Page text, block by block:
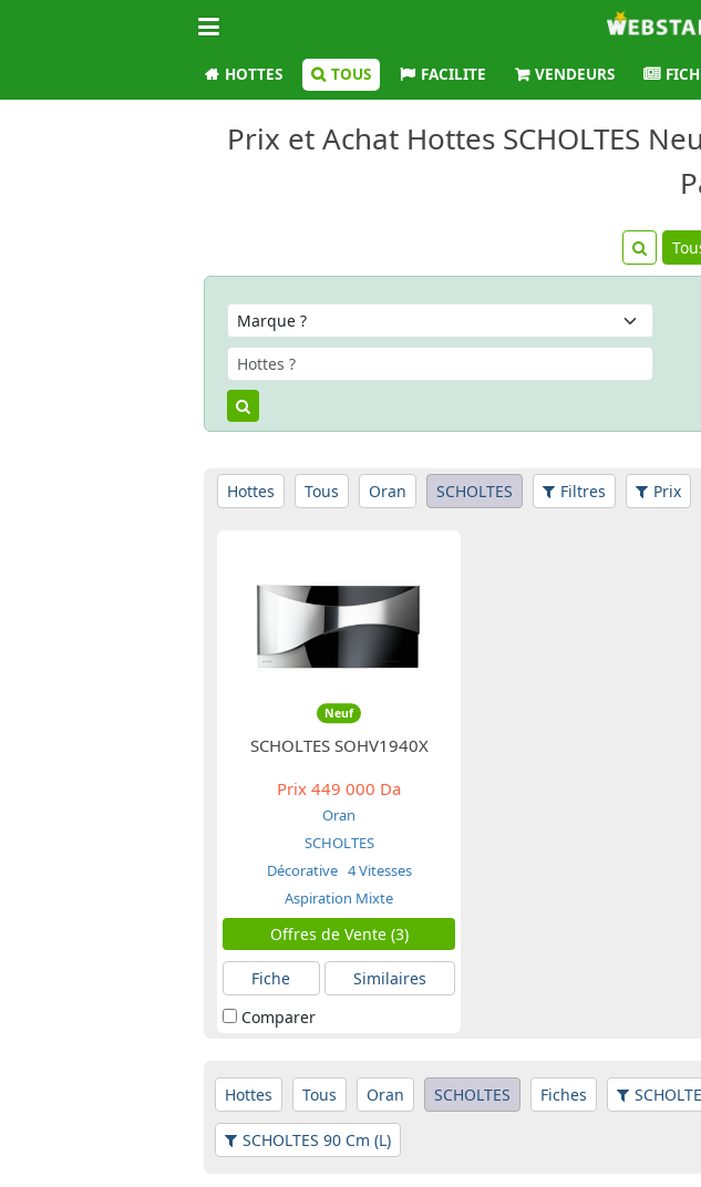
HOTTES TOUS FACILITE VENDEURS
Prix et Achat Hottes SCHOLTES
Hottes Tous Oran SCHOLTES Filtres Prix
Neuf
SCHOLTES SOHV1940X
Prix 449 000 Da
Oran
SCHOLTES
Décorative 4 Vitesses
Aspiration Mixte
Offres de Vente (3)
Fiche
Similaires
Comparer
Hottes Tous Oran SCHOLTES Fiches
SCHOLTES 90 Cm (L)